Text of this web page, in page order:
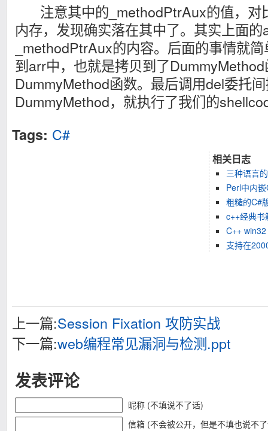
注意其中的_methodPtrAux的值，对
内存，发现确实落在其中了。其实上面
_methodPtrAux的内容。后面的事情就
到arr中，也就是拷贝到了
DummyMethod函数。最后调用del委托
DummyMethod，就执行了我们的
Tags: C#
相关日志
三种语言
Perl中内
粗糙的C#
c++经典书
C++
支持在
上一篇:Session Fixation 攻防实战
下一篇:web编程常见漏洞与检测.ppt
发表评论
昵称 (不填说不了话)
信箱 (不会被公开，但是不填也说不